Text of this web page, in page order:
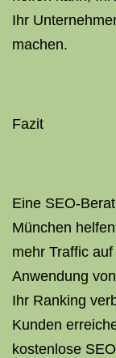
Ihr
machen.
Fazit
Eine SEO-
München
mehr Traffic
Anwendung
Ihr Ranking
Kunden
kostenlose